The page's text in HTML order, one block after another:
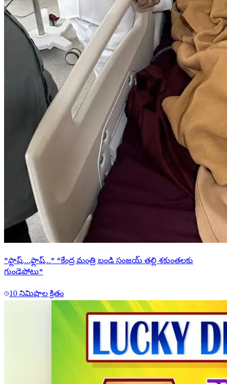
*ఫ్లాష్....ఫ్లాష్...* *కేంద్ర మంత్రి బండి సంజయ్ తల్లి శకుంతలకు
గుండెపోటు*
10 నిమిషాల క్రితం